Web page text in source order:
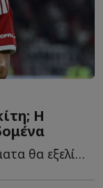
Η
Κανείς δεν περίμενε ότι τα πράγματα θα εξελίσσονταν έ...